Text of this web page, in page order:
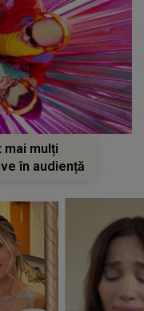
mai mulți
în audiență